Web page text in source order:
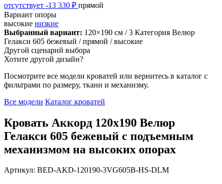
отсутствует -13 330 ₽ прямой
Вариант опоры
высокие низкие
Выбранный вариант: 120×190 см / 3 Категория Велюр
Гелакси 605 бежевый / прямой / высокие
Другой сценарий выбора
Хотите другой дизайн?
Посмотрите все модели кроватей или вернитесь в каталог с
фильтрами по размеру, ткани и механизму.
Все модели Каталог кроватей
Кровать Аккорд 120х190 Велюр
Гелакси 605 бежевый с подъемным
механизмом на высоких опорах
Артикул: BED-AKD-120190-3VG605B-HS-DLM